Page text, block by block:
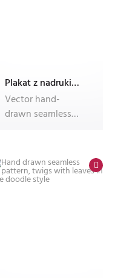
Plakat z nadrukiem Dec'n'Roll
Vector hand-
drawn seamless